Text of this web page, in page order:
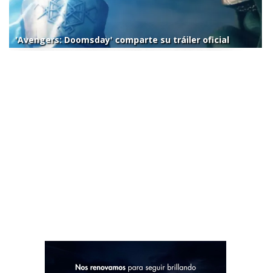
'Avengers: Doomsday' comparte su tráiler oficial